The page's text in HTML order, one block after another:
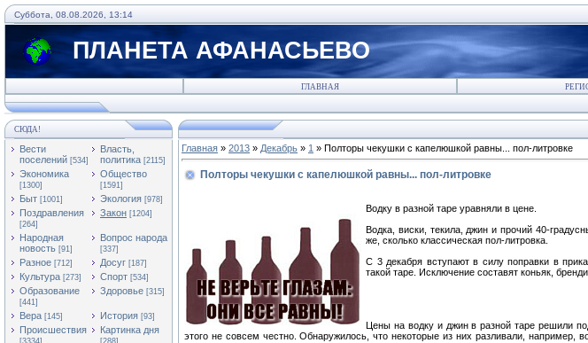
Суббота, 08.08.2026, 13:14
ПЛАНЕТА АФАНАСЬЕВО
ГЛАВНАЯ
СЮДА!
Вести
поселений [534]
Власть,
политика [2115]
Экономика
[1300]
Общество
[1591]
Быт [1001] Экология [978]
Поздравления
[264]
Закон [1204]
Народная
новость [91]
Вопрос народа
[337]
Разное [712] Досуг [187]
Культура [273] Спорт [534]
Образование
[441]
Здоровье [315]
Вера [145] История [93]
Происшествия
[3334]
Картинка дня
[288]
Главная » 2013 » Декабрь » 1 » Полторы чекушки с капелюшкой равны... пол-литровке
Полторы чекушки с капелюшкой равны... пол-литровке
Водку в разной таре уравняли в цене.
Водка, виски, текила, джин и прочий 40-
же, сколько классическая пол-литровка.
С 3 декабря вступают в силу поправки в
такой таре. Исключение составят коньяк,
Цены на водку и джин в разной таре решили
этого не совсем честно. Обнаружилось, что некоторые из них разливали,